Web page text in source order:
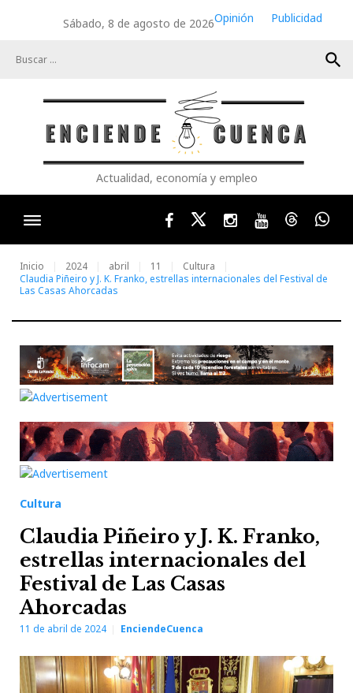
Sábado, 8 de agosto de 2026Opinión
Publicidad
search
Actualidad, economía y empleo
FacebookTwitterInstagram
YoutubeThreads
Inicio 2024 abril 11
Cultura
Claudia Piñeiro y J. K. Franko, estrellas internacionales del Festival de
Las Casas Ahorcadas
Cultura
Claudia Piñeiro y J. K. Franko,
estrellas internacionales del
Festival de Las Casas
Ahorcadas
11 de abril de 2024 EnciendeCuenca